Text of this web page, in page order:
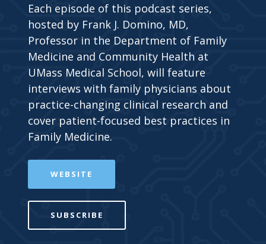
Each episode of this podcast series,
hosted by Frank J. Domino, MD,
Professor in the Department of Family
Medicine and Community Health at
UMass Medical School, will feature
interviews with family physicians about
practice-changing clinical research and
cover patient-focused best practices in
Family Medicine.
WEBSITE
SUBSCRIBE